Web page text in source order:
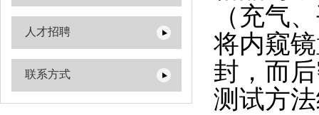
人才招聘
联系方式
（充气
将内窥
封，而
测试方